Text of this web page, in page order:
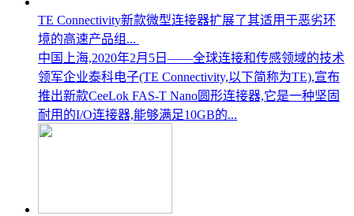
TE Connectivity新款微型连接器扩展了其适用于恶劣环
境的高速产品组...
中国上海,2020年2月5日——全球连接和传感领域的技术
领军企业泰科电子(TE Connectivity,以下简称为TE),宣布
推出新款CeeLok FAS-T Nano圆形连接器,它是一种坚固
耐用的I/O连接器,能够满足10GB的...